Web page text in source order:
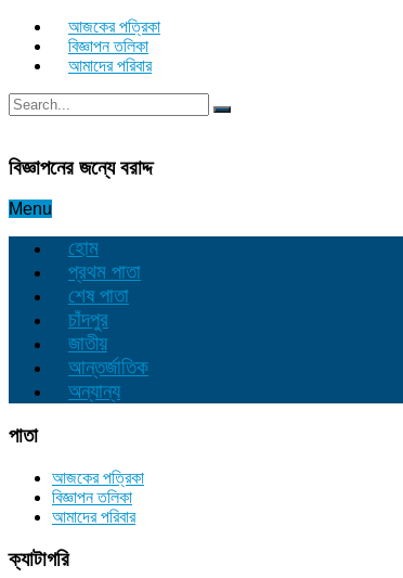
আজকের পত্রিকা
বিজ্ঞাপন তলিকা
আমাদের পরিবার
বিজ্ঞাপনের জন্যে বরাদ্দ
Menu
হোম
প্রথম পাতা
শেষ পাতা
চাঁদপুর
জাতীয়
আন্তর্জাতিক
অন্যান্য
পাতা
আজকের পত্রিকা
বিজ্ঞাপন তলিকা
আমাদের পরিবার
ক্যাটাগরি